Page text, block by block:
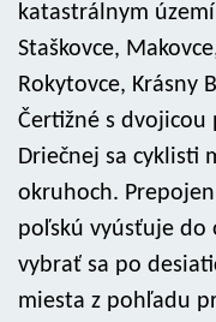
katastrálnym
Staškovce,
Rokytovce, Krásny
Čertižné s dvojicou
Driečnej sa cyklisti
okruhoch.
poľskú vyúsťuje do
vybrať sa po
miesta z pohľadu